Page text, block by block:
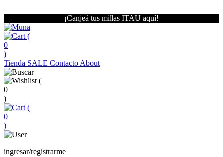
¡Canjeá tus millas ITAU aquí!
(
0
)
Tienda SALE Contacto About
(
0
)
(
0
)
ingresar/registrarme